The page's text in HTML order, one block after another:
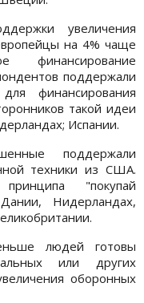
увеличения
на 4% чаще
финансирование
поддержали
финансирования
такой идеи
Испании.
поддержали
техники из США.
"покупай
Нидерландах,
людей готовы
или других
оборонных